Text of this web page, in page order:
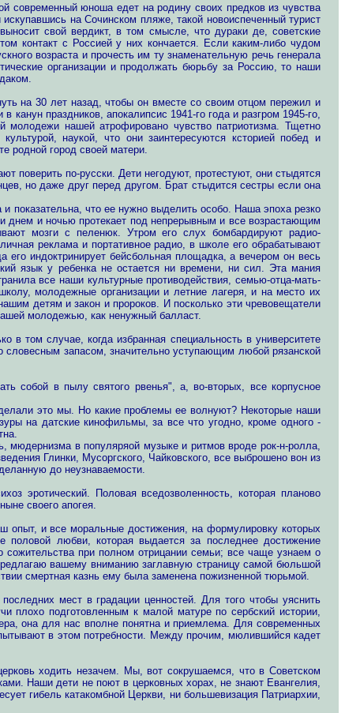
современный юноша едет на родину своих предков из чувства
на Сочинском пляже, такой новоиспеченный турист
свой вердикт, в том смысле, что дураки де, советские
контакт с Россией у них кончается. Если каким-либо чудом
возраста и прочесть им ту знаменательную речь генерала
организации и продолжать бюрьбу за Россию, то наши
на 30 лет назад, чтобы он вместе со своим отцом пережил и
канун праздников, апокалипсис 1941-го года и разгром 1945-го,
нашей атрофировано чувство патриотизма. Тщетно
наукой, что они заинтересуются ксторией побед и
родной город своей матери.
поверить по-русски. Дети негодуют, протестуют, они стыдятся
но даже друг перед другом. Брат стыдится сестры если она
показательна, что ее нужно выделить особо. Наша эпоха резко
днем и ночью протекает под непрерывным и все возрастающим
мозги с пеленюк. Утром его слух бомбардируют радио-
реклама и портативное радио, в школе его обрабатывают
индоктринирует бейсбольная площадка, а вечером он весь
язык у ребенка не остается ни времени, ни сил. Эта мания
все наши культурные противодействия, семью-отца-мать-
молодежные организации и летние лагеря, и на место их
детям и закон и пророков. И посколько эти чревовещатели
молодежью, как ненужный балласт.
том случае, когда избранная специальность в университете
словесным запасом, значительно уступающим любой рязанской
собой в пылу святого рвенья", а, во-вторых, все корпусное
это мы. Но какие проблемы ее волнуют? Некоторые наши
на датские кинофильмы, за все что угодно, кроме одного -
в популяряой музыке и ритмов вроде рок-н-ролла,
Глинки, Мусоргского, Чайковского, все выброшено вон из
до неузнаваемости.
эротический. Половая вседозволенность, котoрая планово
своего апогея.
опыт, и все моральные достижения, на формулировку которых
половой любви, которая выдается за последнее достижение
при полном отрицании семьи; все чаще узнаем о
вашему вниманию заглавную страницу самой бюльшой
смертная казнь ему была заменена пожизненной тюрьмой.
мест в градации ценностей. Для того чтобы уяснить
плохо подготовленным к малой матуре по сербский истории,
она для нас вполне понятна и приемлема. Для современных
в этом потребности. Между прочим, мюлившийся кадет
ходить незачем. Мы, вот сокрушаемся, что в Советском
Наши дети не поют в церковных хорах, не знают Евангелия,
гибель катакомбной Церкви, ни большевизация Патриархии,